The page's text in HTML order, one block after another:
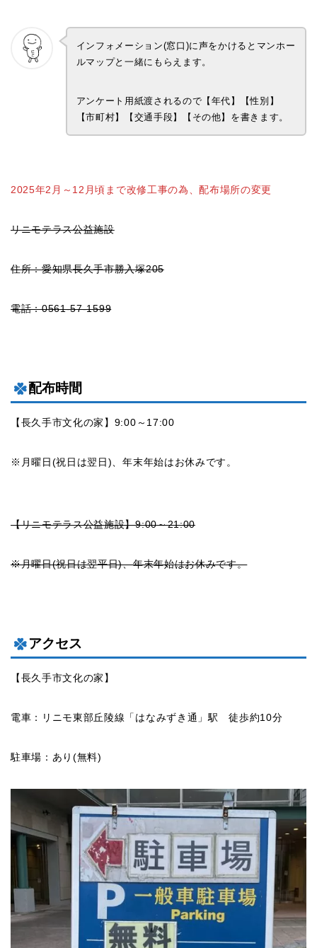
インフォメーション(窓口)に声をかけるとマンホー
ルマップと一緒にもらえます。
アンケート用紙渡されるので【年代】【性別】
【市町村】【交通手段】【その他】を書きます。
2025年2月～12月頃まで改修工事の為、配布場所の変更
リニモテラス公益施設
住所：愛知県長久手市勝入塚205
電話：0561-57-1599
配布時間
【長久手市文化の家】9:00～17:00
※月曜日(祝日は翌日)、年末年始はお休みです。
【リニモテラス公益施設】9:00～21:00
※月曜日(祝日は翌平日)、年末年始はお休みです。
アクセス
【長久手市文化の家】
電車：リニモ東部丘陵線「はなみずき通」駅 徒歩約10分
駐車場：あり(無料)